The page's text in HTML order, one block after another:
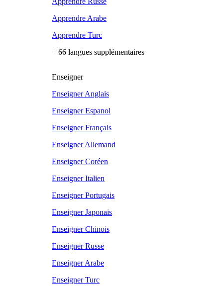
Apprendre Arabe
Apprendre Turc
+ 66 langues supplémentaires
Enseigner
Enseigner Anglais
Enseigner Espanol
Enseigner Français
Enseigner Allemand
Enseigner Coréen
Enseigner Italien
Enseigner Portugais
Enseigner Japonais
Enseigner Chinois
Enseigner Russe
Enseigner Arabe
Enseigner Turc